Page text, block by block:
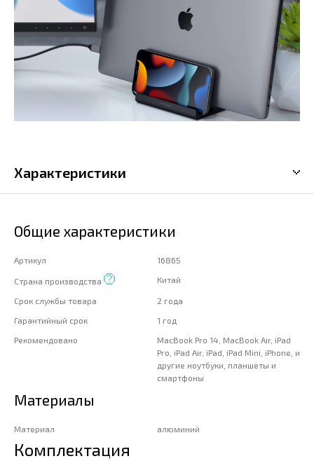
Характеристики
Общие характеристики
Артикул 16865
Страна производства Китай
Срок службы товара
2 года
Гарантийный срок
1 год
Рекомендовано
MacBook Pro 14, MacBook Air, iPad
Pro, iPad Air, iPad, iPad Mini, iPhone, и
другие ноутбуки, планшеты и
смартфоны
Материалы
Материал алюминий
Комплектация